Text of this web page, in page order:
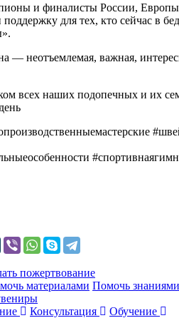
и финалисты России, Европы
поддержку для тех, кто сейчас в
— неотъемлемая, важная,
всех наших подопечных и их
пожертвование
материалами Помочь знаниями
Консультация Обучение